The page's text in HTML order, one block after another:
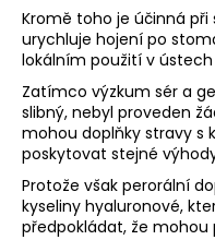
Kromě toho je účinná
urychluje hojení po
lokálním použití v
Zatímco výzkum sér a
slibný, nebyl proveden
mohou doplňky stravy s
poskytovat stejné
Protože však perorální
kyseliny hyaluronové,
předpokládat, že